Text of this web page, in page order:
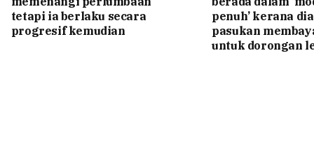
tetapi ia berlaku secara
progresif kemudian
penuh’ kerana
pasukan
untuk dorongan